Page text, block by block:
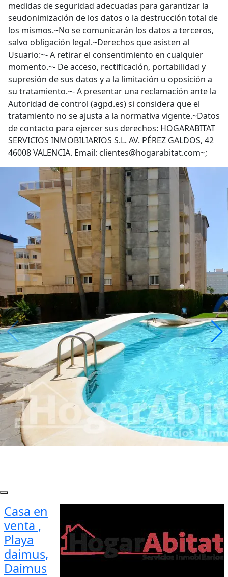
medidas de seguridad adecuadas para garantizar la
seudonimización de los datos o la destrucción total de
los mismos.~No se comunicarán los datos a terceros,
salvo obligación legal.~Derechos que asisten al
Usuario:~- A retirar el consentimiento en cualquier
momento.~- De acceso, rectificación, portabilidad y
supresión de sus datos y a la limitación u oposición a
su tratamiento.~- A presentar una reclamación ante la
Autoridad de control (agpd.es) si considera que el
tratamiento no se ajusta a la normativa vigente.~Datos
de contacto para ejercer sus derechos: HOGARABITAT
SERVICIOS INMOBILIARIOS S.L. AV. PÉREZ GALDOS, 42
46008 VALENCIA. Email: clientes@hogarabitat.com~;
Casa en
venta ,
Playa
daimus,
Daimus